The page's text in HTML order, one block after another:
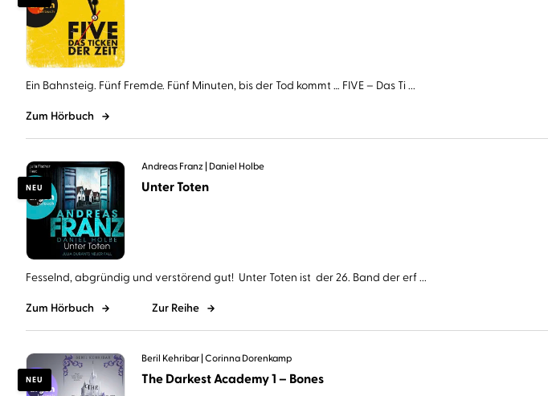
Ein Bahnsteig. Fünf Fremde. Fünf Minuten, bis der Tod kommt … FIVE – Das Ti ...
Zum Hörbuch
NEU
Andreas Franz Daniel Holbe
Unter Toten
Fesselnd, abgründig und verstörend gut! Unter Toten ist der 26. Band der erf ...
Zum Hörbuch Zur Reihe
NEU
Beril Kehribar Corinna Dorenkamp
The Darkest Academy 1 – Bones